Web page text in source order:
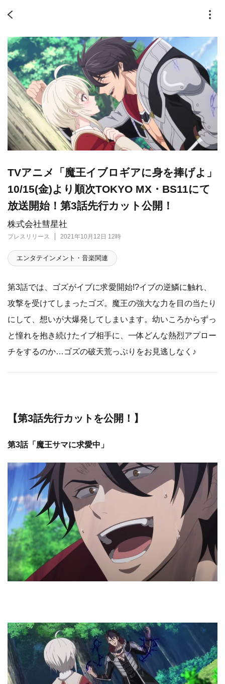
株式会社彗星社
プレスリリース 2021年10月12日 12時
TVアニメ「魔王イブロギアに身を捧げよ」
10/15(金)より順次TOKYO MX・BS11にて
放送開始！第3話先行カット公開！
エンタテインメント・音楽関連
第3話では、ゴズがイブに求愛開始!?イブの逆鱗に触れ、
攻撃を受けてしまったゴズ。魔王の強大な力を目の当たり
にして、想いが大爆発してしまいます。幼いころからずっ
と憧れを抱き続けたイブ相手に、一体どんな熱烈アプロー
チをするのか…ゴズの破天荒っぷりをお見逃しなく♪
​【第3話先行カットを公開！】
第3話「魔王サマに求愛中」